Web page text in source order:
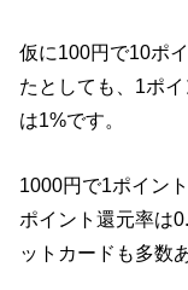
仮に100円で10ポ
たとしても、1ポ
は1%です。
1000円で1ポイン
ポイント還元率は
ットカードも多数